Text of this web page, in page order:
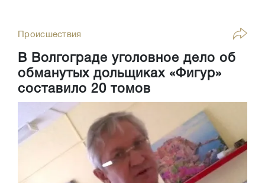
Происшествия
В Волгограде уголовное дело об
обманутых дольщиках «Фигур»
составило 20 томов